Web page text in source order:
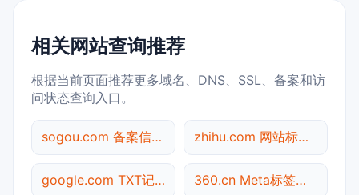
相关网站查询推荐
根据当前页面推荐更多域名、DNS、SSL、备案和访
问状态查询入口。
sogou.com 备案信息查询 zhihu.com 网站标题查询
google.com TXT记录查询 360.cn Meta标签查询